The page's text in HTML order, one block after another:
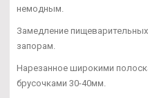
немодным.
Замедление
запорам.
Нарезанное широкими
брусочками 30-40мм.